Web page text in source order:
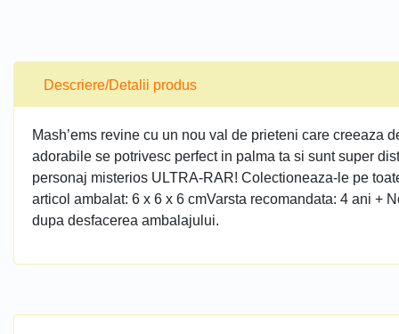
Descriere/Detalii produs
Mash’ems revine cu un nou val de prieteni care creeaza
adorabile se potrivesc perfect in palma ta si sunt super
personaj misterios ULTRA-RAR! Colectioneaza-le pe
articol ambalat: 6 x 6 x 6 cmVarsta recomandata: 4 ani +
dupa desfacerea ambalajului.